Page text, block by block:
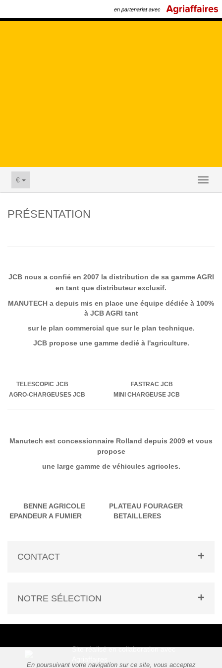
En poursuivant votre navigation sur ce site, vous acceptez
en partenariat avec
€
PRÉSENTATION
JCB nous a confié en 2007 la distribution de sa gamme AGRI
en tant que distributeur exclusif.
MANUTECH a depuis mis en place une équipe dédiée à 100%
à JCB AGRI tant
sur le plan commercial que sur le plan technique.
JCB propose une gamme dedié à l'agriculture.
TELESCOPIC JCB FASTRAC JCB
AGRO-CHARGEUSES JCB MINI CHARGEUSE JCB
Manutech est concessionnaire Rolland depuis 2009 et vous
propose
une large gamme de véhicules agricoles.
BENNE AGRICOLE PLATEAU FOURAGER
EPANDEUR A FUMIER BETAILLERES
CONTACT
NOTRE SÉLECTION
Site réalisé en collaboration avec